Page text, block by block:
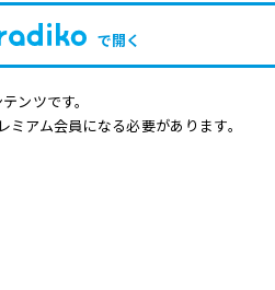
で開く
ンツです。
アム会員になる必要があります。